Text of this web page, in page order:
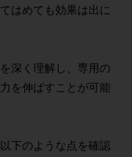
はめても効果は出に
深く理解し、専用の
を伸ばすことが可能
下のような点を確認